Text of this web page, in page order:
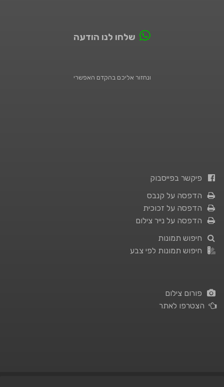
שלחו לנו הודעה
ונחזור אליכם בהקדם האפשרי
פיקשר בפייסבוק
הדפסה על קנבס
הדפסה על זכוכית
הדפסה על נייר צילום
חיפוש תמונות
חיפוש תמונות לפי צבע
פורום צילום
הצטרפו לאתר